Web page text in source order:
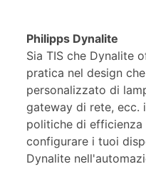
Philipps Dynalite
Sia TIS che Dynalite
pratica nel design
personalizzato di
gateway di rete, ecc.
politiche di
configurare i tuoi
Dynalite